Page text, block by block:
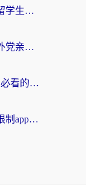
央视影音在海外可以看吗知乎？留学生亲测：3步解决地域限制+追剧自由
在国外怎么看咪咕视频软件？海外党亲测有效的回国加速方案
12123在国外能登录吗？海外华人必看的回国加速实用指南
海外党追剧必备：手机解除地区限制app怎么选？解决央视视频&国内剧地区限制全指南